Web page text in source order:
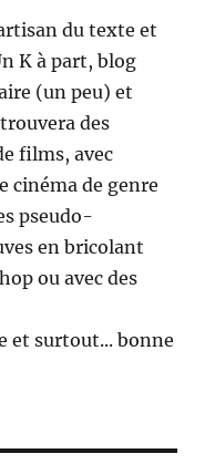
du texte et
K à part, blog
(un peu) et
des
films, avec
cinéma de genre
pseudo-
en bricolant
ou avec des
et surtout... bonne